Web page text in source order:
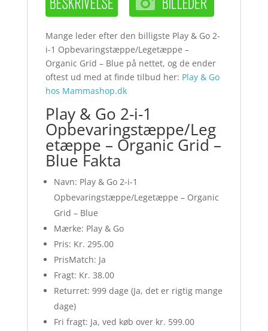
Mange leder efter den billigste Play & Go 2-
i-1 Opbevaringstæppe/Legetæppe –
Organic Grid – Blue på nettet, og de ender
oftest ud med at finde tilbud her: Play & Go
hos Mammashop.dk
Play & Go 2-i-1
Opbevaringstæppe/Leg
etæppe – Organic Grid –
Blue Fakta
Navn: Play & Go 2-i-1
Opbevaringstæppe/Legetæppe – Organic
Grid – Blue
Mærke: Play & Go
Pris: Kr. 295.00
PrisMatch: Ja
Fragt: Kr. 38.00
Returret: 999 dage (Ja, det er rigtig mange
dage)
Fri fragt: Ja, ved køb over kr. 599.00